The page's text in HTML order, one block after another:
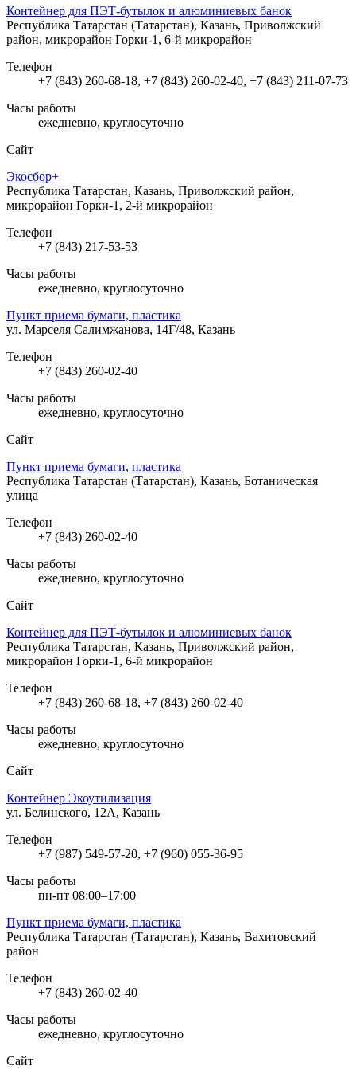
Контейнер для ПЭТ-бутылок и алюминиевых банок
Республика Татарстан (Татарстан), Казань, Приволжский
район, микрорайон Горки-1, 6-й микрорайон
Телефон
+7 (843) 260-68-18, +7 (843) 260-02-40, +7 (843) 211-07-73
Часы работы
ежедневно, круглосуточно
Сайт
Экосбор+
Республика Татарстан, Казань, Приволжский район,
микрорайон Горки-1, 2-й микрорайон
Телефон
+7 (843) 217-53-53
Часы работы
ежедневно, круглосуточно
Пункт приема бумаги, пластика
ул. Марселя Салимжанова, 14Г/48, Казань
Телефон
+7 (843) 260-02-40
Часы работы
ежедневно, круглосуточно
Сайт
Пункт приема бумаги, пластика
Республика Татарстан (Татарстан), Казань, Ботаническая
улица
Телефон
+7 (843) 260-02-40
Часы работы
ежедневно, круглосуточно
Сайт
Контейнер для ПЭТ-бутылок и алюминиевых банок
Республика Татарстан, Казань, Приволжский район,
микрорайон Горки-1, 6-й микрорайон
Телефон
+7 (843) 260-68-18, +7 (843) 260-02-40
Часы работы
ежедневно, круглосуточно
Сайт
Контейнер Экоутилизация
ул. Белинского, 12А, Казань
Телефон
+7 (987) 549-57-20, +7 (960) 055-36-95
Часы работы
пн-пт 08:00–17:00
Пункт приема бумаги, пластика
Республика Татарстан (Татарстан), Казань, Вахитовский
район
Телефон
+7 (843) 260-02-40
Часы работы
ежедневно, круглосуточно
Сайт